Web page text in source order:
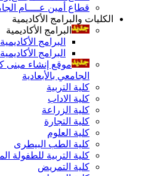
قطاع أمين عــــام
الكليات والبرامج الأكاديمية
البرامج الأكاديمية
البرامج
البرامج
موقع إنشاء مبنى
الجامعي بالأبعادية
كلية التربية
كلية الاداب
كلية الزراعة
كلية التجارة
كلية العلوم
كلية الطب البيطرى
كلية التربية للطفولة
كلية التمريض